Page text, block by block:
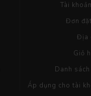
Tài
Đơn
Địa
Giỏ
Danh
Áp dụng cho tài